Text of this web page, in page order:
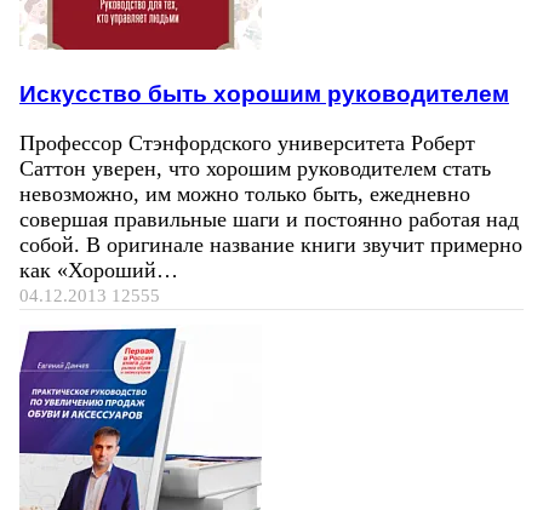
Искусство быть хорошим руководителем
Профессор Стэнфордского университета Роберт
Саттон уверен, что хорошим руководителем стать
невозможно, им можно только быть, ежедневно
совершая правильные шаги и постоянно работая над
собой. В оригинале название книги звучит примерно
как «Хороший…
04.12.2013 12555